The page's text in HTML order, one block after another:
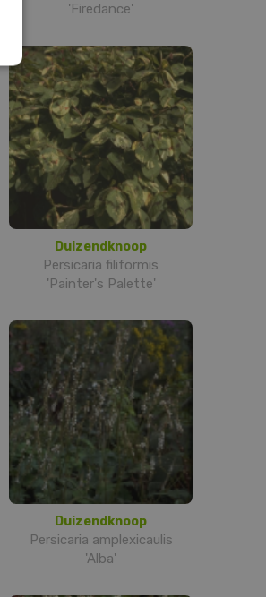
'Firedance'
Duizendknoop
Persicaria filiformis
'Painter's Palette'
Duizendknoop
Persicaria amplexicaulis
'Alba'